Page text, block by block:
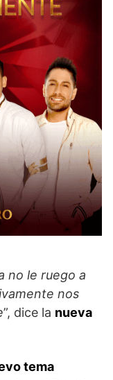
no le ruego a
nos
”, dice la nueva
tema